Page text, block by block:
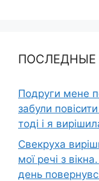
Подруги мене
забули
тоді і я
Свекруха
мої речі з
день